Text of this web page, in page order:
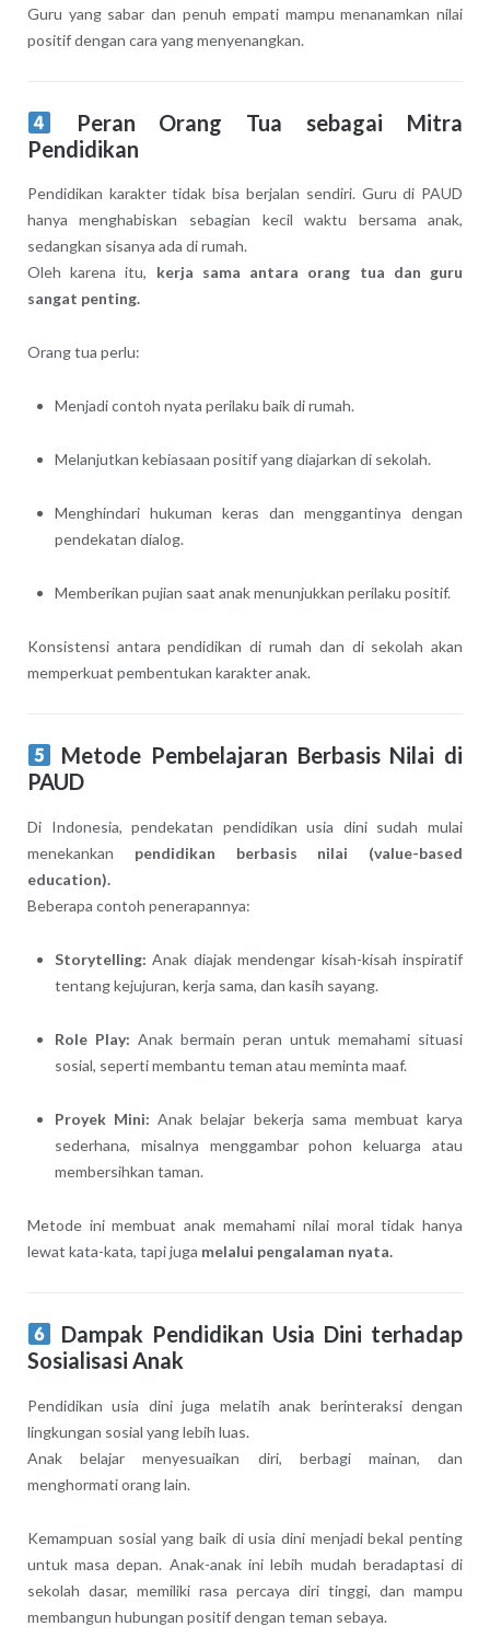
Guru yang sabar dan penuh empati mampu menanamkan nilai
positif dengan cara yang menyenangkan.
Peran Orang Tua sebagai Mitra
Pendidikan
Pendidikan karakter tidak bisa berjalan sendiri. Guru di PAUD
hanya menghabiskan sebagian kecil waktu bersama anak,
sedangkan sisanya ada di rumah.
Oleh karena itu, kerja sama antara orang tua dan guru
sangat penting.
Orang tua perlu:
Menjadi contoh nyata perilaku baik di rumah.
Melanjutkan kebiasaan positif yang diajarkan di sekolah.
Menghindari hukuman keras dan menggantinya dengan
pendekatan dialog.
Memberikan pujian saat anak menunjukkan perilaku positif.
Konsistensi antara pendidikan di rumah dan di sekolah akan
memperkuat pembentukan karakter anak.
Metode Pembelajaran Berbasis Nilai di
PAUD
Di Indonesia, pendekatan pendidikan usia dini sudah mulai
menekankan pendidikan berbasis nilai (value-based
education).
Beberapa contoh penerapannya:
Storytelling: Anak diajak mendengar kisah-kisah inspiratif
tentang kejujuran, kerja sama, dan kasih sayang.
Role Play: Anak bermain peran untuk memahami situasi
sosial, seperti membantu teman atau meminta maaf.
Proyek Mini: Anak belajar bekerja sama membuat karya
sederhana, misalnya menggambar pohon keluarga atau
membersihkan taman.
Metode ini membuat anak memahami nilai moral tidak hanya
lewat kata-kata, tapi juga melalui pengalaman nyata.
Dampak Pendidikan Usia Dini terhadap
Sosialisasi Anak
Pendidikan usia dini juga melatih anak berinteraksi dengan
lingkungan sosial yang lebih luas.
Anak belajar menyesuaikan diri, berbagi mainan, dan
menghormati orang lain.
Kemampuan sosial yang baik di usia dini menjadi bekal penting
untuk masa depan. Anak-anak ini lebih mudah beradaptasi di
sekolah dasar, memiliki rasa percaya diri tinggi, dan mampu
membangun hubungan positif dengan teman sebaya.